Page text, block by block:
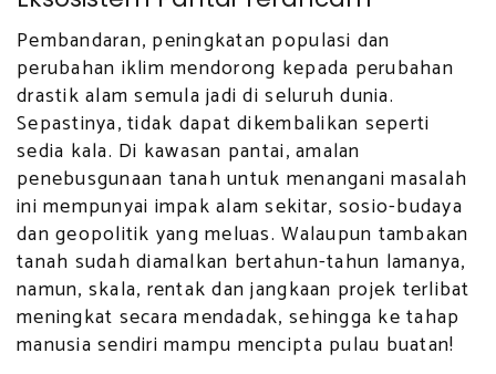
Pembandaran, peningkatan populasi dan
perubahan iklim mendorong kepada perubahan
drastik alam semula jadi di seluruh dunia.
Sepastinya, tidak dapat dikembalikan seperti
sedia kala. Di kawasan pantai, amalan
penebusgunaan tanah untuk menangani masalah
ini mempunyai impak alam sekitar, sosio-budaya
dan geopolitik yang meluas. Walaupun tambakan
tanah sudah diamalkan bertahun-tahun lamanya,
namun, skala, rentak dan jangkaan projek terlibat
meningkat secara mendadak, sehingga ke tahap
manusia sendiri mampu mencipta pulau buatan!